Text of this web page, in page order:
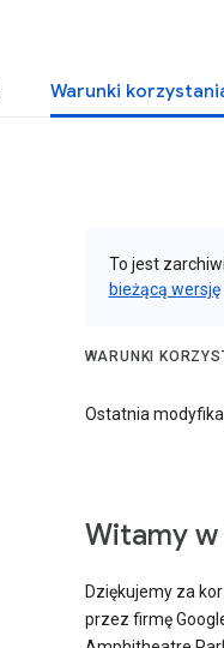
Warunki
To jest
bieżącą wersję
WARUNKI
Ostatnia
Witamy
Dziękujemy za
przez firmę